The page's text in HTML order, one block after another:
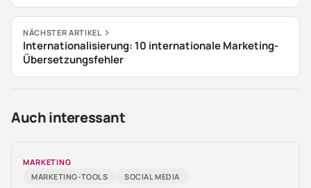
NÄCHSTER ARTIKEL
Internationalisierung: 10 internationale Marketing-
Übersetzungsfehler
Auch interessant
MARKETING
MARKETING-TOOLS
SOCIAL MEDIA